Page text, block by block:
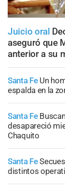
Juicio oral
aseguró que
anterior a su
Santa Fe Un
espalda en la
Santa Fe
desapareció
Chaquito
Santa Fe
distintos